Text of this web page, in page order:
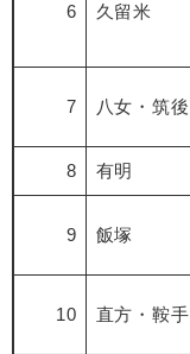
6 久留米
7 八女・筑後
8 有明
9 飯塚
10 直方・鞍手